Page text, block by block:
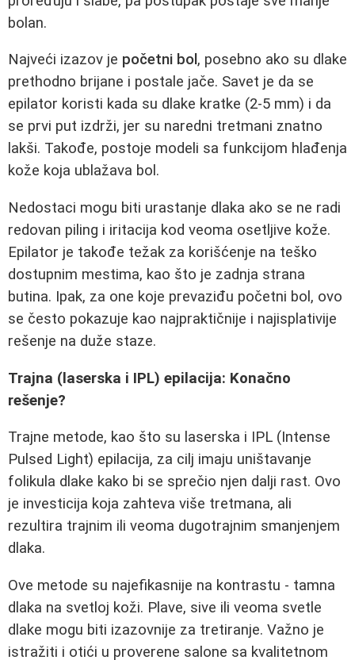
bolan.
Najveći izazov je početni bol, posebno ako su dlake
prethodno brijane i postale jače. Savet je da se
epilator koristi kada su dlake kratke (2-5 mm) i da
se prvi put izdrži, jer su naredni tretmani znatno
lakši. Takođe, postoje modeli sa funkcijom hlađenja
kože koja ublažava bol.
Nedostaci mogu biti urastanje dlaka ako se ne radi
redovan piling i iritacija kod veoma osetljive kože.
Epilator je takođe težak za korišćenje na teško
dostupnim mestima, kao što je zadnja strana
butina. Ipak, za one koje prevaziđu početni bol, ovo
se često pokazuje kao najpraktičnije i najisplativije
rešenje na duže staze.
Trajna (laserska i IPL) epilacija: Konačno
rešenje?
Trajne metode, kao što su laserska i IPL (Intense
Pulsed Light) epilacija, za cilj imaju uništavanje
folikula dlake kako bi se sprečio njen dalji rast. Ovo
je investicija koja zahteva više tretmana, ali
rezultira trajnim ili veoma dugotrajnim smanjenjem
dlaka.
Ove metode su najefikasnije na kontrastu - tamna
dlaka na svetloj koži. Plave, sive ili veoma svetle
dlake mogu biti izazovnije za tretiranje. Važno je
istražiti i otići u proverene salone sa kvalitetnom